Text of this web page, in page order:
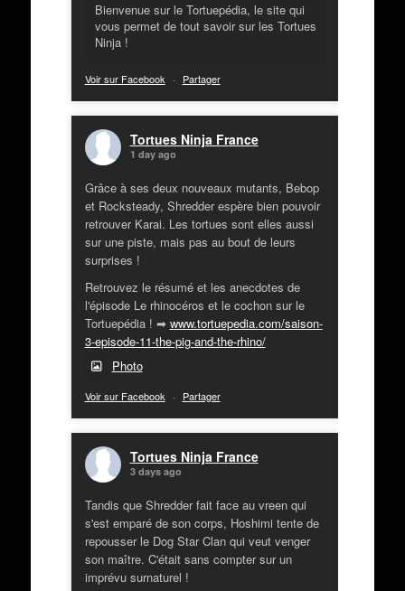
Bienvenue sur le Tortuepédia, le site qui
vous permet de tout savoir sur les Tortues
Ninja !
Voir sur Facebook · Partager
Tortues Ninja France
1 day ago
Grâce à ses deux nouveaux mutants, Bebop
et Rocksteady, Shredder espère bien pouvoir
retrouver Karai. Les tortues sont elles aussi
sur une piste, mais pas au bout de leurs
surprises !
Retrouvez le résumé et les anecdotes de
l'épisode Le rhinocéros et le cochon sur le
Tortuepédia ! ➡ www.tortuepedia.com/saison-
3-episode-11-the-pig-and-the-rhino/
Photo
Voir sur Facebook · Partager
Tortues Ninja France
3 days ago
Tandis que Shredder fait face au vreen qui
s'est emparé de son corps, Hoshimi tente de
repousser le Dog Star Clan qui veut venger
son maître. C'était sans compter sur un
imprévu surnaturel !